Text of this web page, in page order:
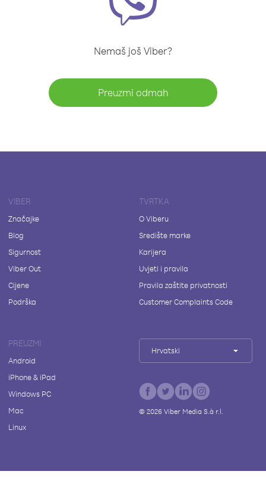
Nemaš još Viber?
Preuzmi odmah
VIBER
Značajke
Blog
Sigurnost
Viber Out
Cijene
Podrška
TVRTKA
O Viberu
Središte marke
Karijera
Uvjeti i pravila
Pravila zaštite privatnosti
Customer Complaints Code
PREUZMI
Android
iPhone & iPad
Windows PC
Mac
Linux
Hrvatski
© 2026Viber Media S.à r.l.